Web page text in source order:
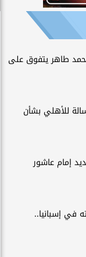
طاهر يتفوق على
للأهلي بشأن
إمام عاشور
في إسبانيا..